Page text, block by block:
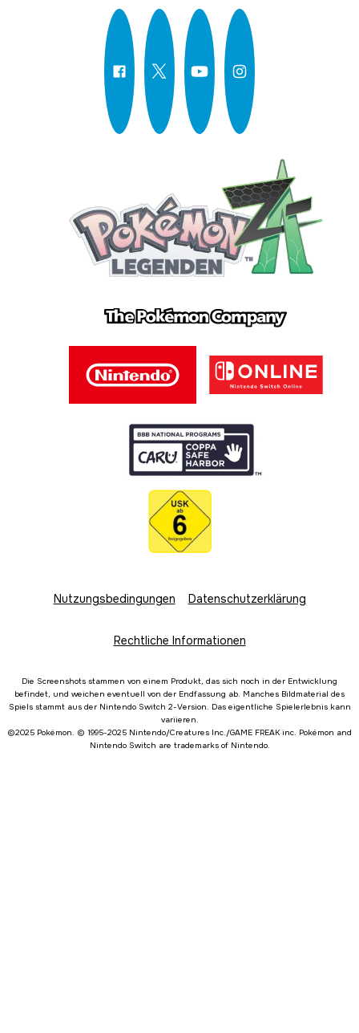
Nutzungsbedingungen Datenschutzerklärung
Rechtliche Informationen
Die Screenshots stammen von einem Produkt, das sich noch in der Entwicklung
befindet, und weichen eventuell von der Endfassung ab. Manches Bildmaterial des
Spiels stammt aus der Nintendo Switch 2-Version. Das eigentliche Spielerlebnis kann
variieren.
©2025 Pokémon. © 1995-2025 Nintendo/Creatures Inc./GAME FREAK inc. Pokémon and
Nintendo Switch are trademarks of Nintendo.